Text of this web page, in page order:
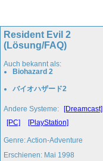
Resident Evil 2
(Lösung/FAQ)
Auch bekannt als:
Biohazard 2
バイオハザード2
Andere Systeme: [Dreamcast]
[PC]
[PlayStation]
Genre: Action-Adventure
Erschienen: Mai 1998